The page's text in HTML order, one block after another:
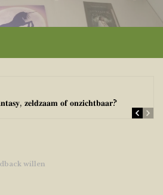
𝐳𝐞𝐥𝐝𝐳𝐚𝐚𝐦 𝐨𝐟 𝐨𝐧𝐳𝐢𝐜𝐡𝐭𝐛𝐚𝐚𝐫?
willen